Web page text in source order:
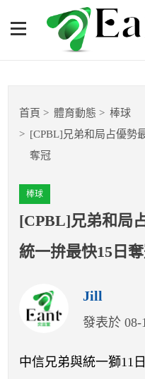
[CPBL]兄弟
14日封王
籃球
棒球
球隊數據
開賽列表
運彩教學專區
首頁 體育動態
棒球
[CPBL]兄弟和局占優勢
奪冠
棒球
[CPBL]兄弟和局
統一拚最快15日
Jill
發表於 08-
中信兄弟與統一獅11